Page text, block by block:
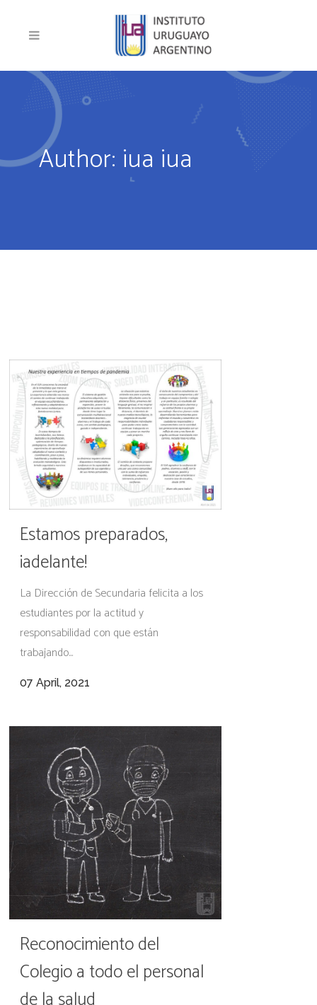
Author: iua iua
Estamos preparados,
¡adelante!
La Dirección de Secundaria felicita a los
estudiantes por la actitud y
responsabilidad con que están
trabajando...
07 April, 2021
Reconocimiento del
Colegio a todo el personal